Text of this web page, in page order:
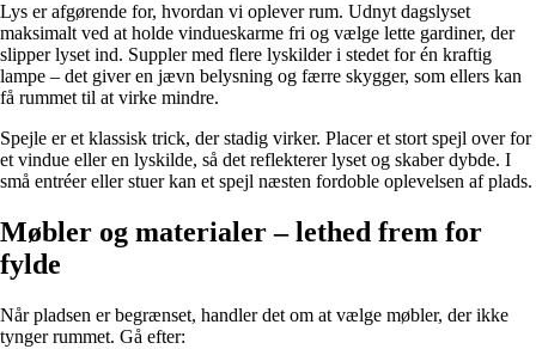
Lys er afgørende for, hvordan vi oplever rum. Udnyt dagslyset
maksimalt ved at holde vindueskarme fri og vælge lette gardiner, der
slipper lyset ind. Suppler med flere lyskilder i stedet for én kraftig
lampe – det giver en jævn belysning og færre skygger, som ellers kan
få rummet til at virke mindre.
Spejle er et klassisk trick, der stadig virker. Placer et stort spejl over for
et vindue eller en lyskilde, så det reflekterer lyset og skaber dybde. I
små entréer eller stuer kan et spejl næsten fordoble oplevelsen af plads.
Møbler og materialer – lethed frem for
fylde
Når pladsen er begrænset, handler det om at vælge møbler, der ikke
tynger rummet. Gå efter: